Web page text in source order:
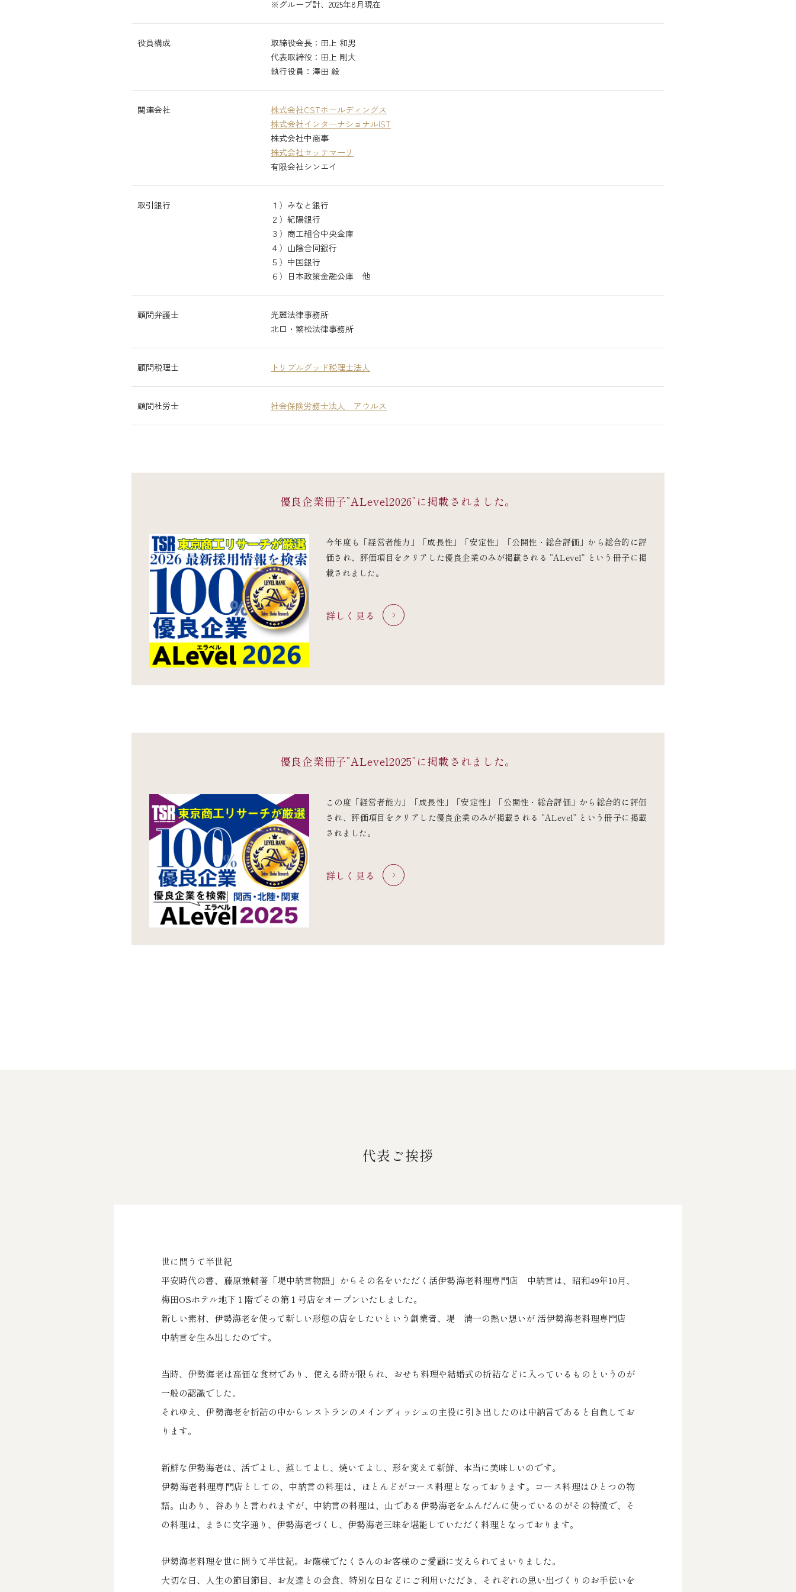
※グループ計、2025年8月現在
役員構成
取締役会長：田上 和男
代表取締役：田上 剛大
執行役員：澤田 毅
関連会社
株式会社CSTホールディングス
株式会社インターナショナルIST
株式会社中商事
株式会社セッテマーリ
有限会社シンエイ
取引銀行
１）みなと銀行
２）紀陽銀行
３）商工組合中央金庫
４）山陰合同銀行
５）中国銀行
６）日本政策金融公庫 他
顧問弁護士
光麗法律事務所
北口・繁松法律事務所
顧問税理士 トリプルグッド税理士法人
顧問社労士 社会保険労務士法人 アウルス
優良企業冊子”ALevel2026”に掲載されました。
今年度も「経営者能力」「成長性」「安定性」「公開性・総合評価」から総合的に評
価され、評価項目をクリアした優良企業のみが掲載される “ALevel” という冊子に掲
載されました。
詳しく見る
優良企業冊子”ALevel2025”に掲載されました。
この度「経営者能力」「成長性」「安定性」「公開性・総合評価」から総合的に評価
され、評価項目をクリアした優良企業のみが掲載される “ALevel” という冊子に掲載
されました。
詳しく見る
代表ご挨拶
世に問うて半世紀
平安時代の書、藤原兼輔著「堤中納言物語」からその名をいただく活伊勢海老料理専門店 中納言は、昭和49年10月、
梅田OSホテル地下１階でその第１号店をオープンいたしました。
新しい素材、伊勢海老を使って新しい形態の店をしたいという創業者、堤 清一の熱い想いが 活伊勢海老料理専門店
中納言を生み出したのです。
当時、伊勢海老は高価な食材であり、使える時が限られ、おせち料理や結婚式の折詰などに入っているものというのが
一般の認識でした。
それゆえ、伊勢海老を折詰の中からレストランのメインディッシュの主役に引き出したのは中納言であると自負してお
ります。
新鮮な伊勢海老は、活でよし、蒸してよし、焼いてよし、形を変えて新鮮、本当に美味しいのです。
伊勢海老料理専門店としての、中納言の料理は、ほとんどがコース料理となっております。コース料理はひとつの物
語。山あり、谷ありと言われますが、中納言の料理は、山である伊勢海老をふんだんに使っているのがその特徴で、そ
の料理は、まさに文字通り、伊勢海老づくし、伊勢海老三昧を堪能していただく料理となっております。
伊勢海老料理を世に問うて半世紀。お蔭様でたくさんのお客様のご愛顧に支えられてまいりました。
大切な日、人生の節目節目、お友達との会食、特別な日などにご利用いただき、それぞれの思い出づくりのお手伝いを